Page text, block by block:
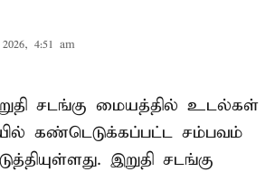
4:51 am
சடங்கு மையத்தில் உடல்கள்
கண்டெடுக்கப்பட்ட சம்பவம்
இறுதி சடங்கு